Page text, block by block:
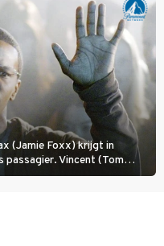
(Jamie Foxx) krijgt in
passagier. Vincent (Tom
door te loodsen om een